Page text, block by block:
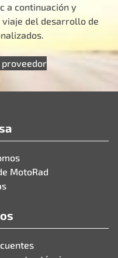
a continuación y
del desarrollo de
proveedor
MotoRad